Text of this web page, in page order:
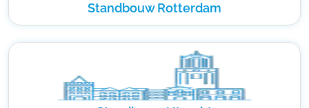
Standbouw Rotterdam